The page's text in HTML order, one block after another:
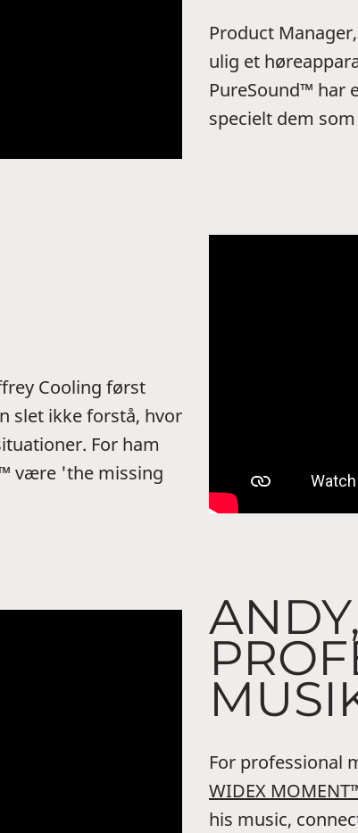
Product
ulig et
PureSound™ har
specielt dem
Cooling først
slet ikke forstå, hvor
For ham
være 'the missing
ANDY,
For professional
WIDEX
his music,